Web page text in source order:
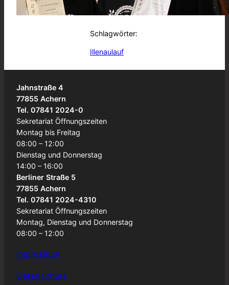
BSA
Schlagwörter:
Illenaulauf
Jahnstraße 4
77855 Achern
Tel. 07841 2024-0
Sekretariat Öffnungszeiten
Montag bis Freitag
08:00 – 12:00
Dienstag und Donnerstag
14:00 – 16:00
Berliner Straße 5
77855 Achern
Tel. 07841 2024-4310
Sekretariat Öffnungszeiten
Montag, Dienstag und Donnerstag
08:00 – 12:00
Impressum
Datenschutz